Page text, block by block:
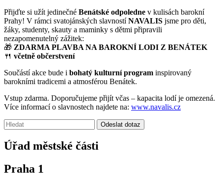
Přijďte si užít jedinečné Benátské odpoledne v kulisách barokní
Prahy! V rámci svatojánských slavnostíNAVALIS jsme pro děti,
žáky, studenty, skauty a maminky s dětmi připravili
nezapomenutelný zážitek:
🎁 ZDARMA PLAVBA NA BAROKNÍ LODI Z BENÁTEK
🍴 včetně občerstvení
Součástí akce bude i bohatý kulturní program inspirovaný
barokními tradicemi a atmosférou Benátek.
Vstup zdarma. Doporučujeme přijít včas – kapacita lodí je omezená.
Více informací o slavnostech najdete na: www.navalis.cz
Vyhledávání:
Odeslat dotaz
Úřad městské části
Praha 1